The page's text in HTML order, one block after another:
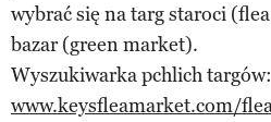
wybrać się na targ staroci
bazar (green market).
Wyszukiwarka pchlich targów:
www.keysfleamarket.com/